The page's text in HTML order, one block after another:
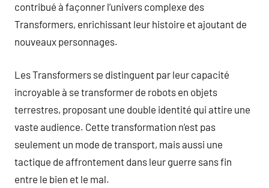
contribué à façonner l’univers complexe des
Transformers, enrichissant leur histoire et ajoutant de
nouveaux personnages.
Les Transformers se distinguent par leur capacité
incroyable à se transformer de robots en objets
terrestres, proposant une double identité qui attire une
vaste audience. Cette transformation n’est pas
seulement un mode de transport, mais aussi une
tactique de affrontement dans leur guerre sans fin
entre le bien et le mal.